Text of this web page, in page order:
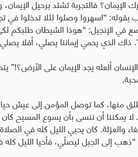
الإيمان؟ فالتجربة تشتد برحيل
بقوله: “اسهروا وصلوا لئلا تدخلوا
في الإنجيل: “هوذا الشيطان طلبكم
الذي يحمي إيماننا يصلي، أفلا
ألعله يجد الإيمان على الأرض؟!”
.
منها، كما توصل المؤمن إلى عيش
لا يمكننا أن ننسى بأن يسوع المسيح
والعزلة. كان يحيي الليل كله في
إلى الجبل ليصلّي، فأحيا الليل كله في